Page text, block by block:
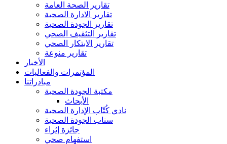
تقارير الصحة العامة
تقارير الادارة الصحية
تقارير الجودة الصحية
تقارير التثقيف الصحي
تقارير الابتكار الصحي
تقارير منوعة
الأخبار
المؤتمرات والفعاليات
مبادراتنا
مكتبة الجودة الصحية
الأبحاث
نادي كُتّاب الإدارة الصحية
سناب الجودة الصحية
جائزة إثراء
استفهام صحي